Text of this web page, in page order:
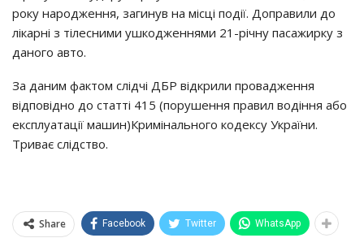
року народження, загинув на місці події. Доправили до
лікарні з тілесними ушкодженнями 21-річну пасажирку з
даного авто.
За даним фактом слідчі ДБР відкрили провадження
відповідно до статті 415 (порушення правил водіння або
експлуатації машин)Кримінального кодексу України.
Триває слідство.
Share Facebook Twitter WhatsApp